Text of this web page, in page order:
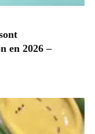
en 2026 –